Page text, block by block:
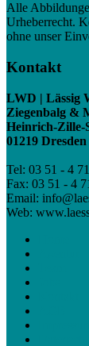
Alle
Urheberrecht.
ohne unser
Kontakt
LWD | Lässig
Ziegenbalg &
Heinrich-Zille-
01219 Dresden
Tel: 03 51 - 4
Fax: 03 51 - 4
Email:
Web: